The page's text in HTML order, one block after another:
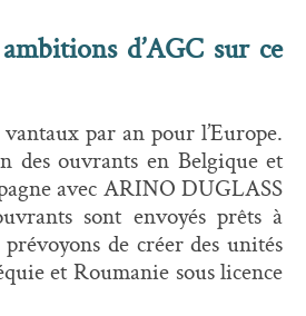
d’AGC sur ce
par an pour l’Europe.
des ouvrants en Belgique et
avec ARINO DUGLASS
sont envoyés prêts à
de créer des unités
et Roumanie sous licence